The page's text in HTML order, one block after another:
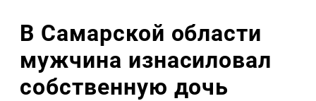
В Самарской области
мужчина изнасиловал
собственную дочь